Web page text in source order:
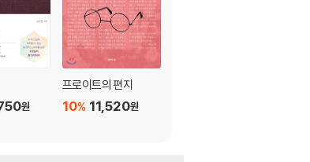
원
프로이트의 편지
11,520원
10%